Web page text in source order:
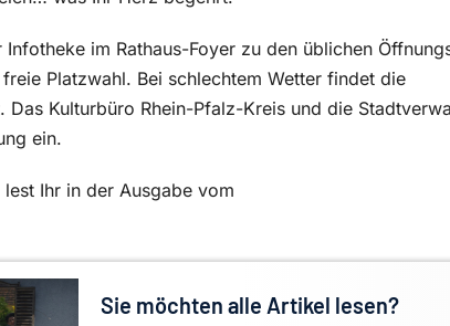
im Rathaus-Foyer zu den üblichen
Platzwahl. Bei schlechtem Wetter findet die
Das Kulturbüro Rhein-Pfalz-Kreis und die
ein.
Ihr in der Ausgabe vom
Sie möchten alle Artikel lesen?